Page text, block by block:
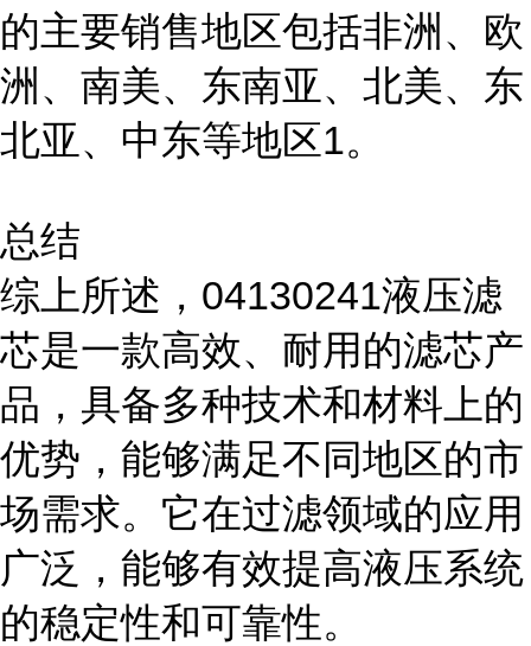
的主要销售地区包括非洲、欧
洲、南美、东南亚、北美、东
北亚、中东等地区1。
总结
综上所述，04130241液压滤
芯是一款高效、耐用的滤芯产
品，具备多种技术和材料上的
优势，能够满足不同地区的市
场需求。它在过滤领域的应用
广泛，能够有效提高液压系统
的稳定性和可靠性。